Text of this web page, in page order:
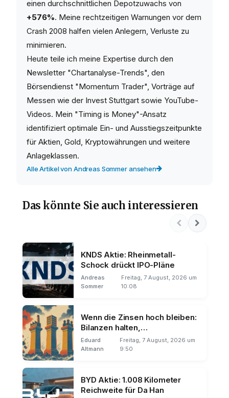
einen durchschnittlichen Depotzuwachs von
+576%. Meine rechtzeitigen Warnungen vor dem
Crash 2008 halfen vielen Anlegern, Verluste zu
minimieren.
Heute teile ich meine Expertise durch den
Newsletter "Chartanalyse-Trends", den
Börsendienst "Momentum Trader", Vorträge auf
Messen wie der Invest Stuttgart sowie YouTube-
Videos. Mein "Timing is Money"-Ansatz
identifiziert optimale Ein- und Ausstiegszeitpunkte
für Aktien, Gold, Kryptowährungen und weitere
Anlageklassen.
Alle Artikel von Andreas Sommer ansehen
Das könnte Sie auch interessieren
KNDS Aktie: Rheinmetall-
Schock drückt IPO-Pläne
Andreas
Sommer
Freitag, 7 August, 2026 um
10:08
Wenn die Zinsen hoch bleiben:
Bilanzen halten,
Wachstumsstorys brechen
Eduard
Altmann
Freitag, 7 August, 2026 um
9:50
BYD Aktie: 1.008 Kilometer
Reichweite für Da Han